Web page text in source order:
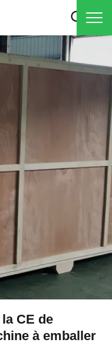
CE de
à emballer